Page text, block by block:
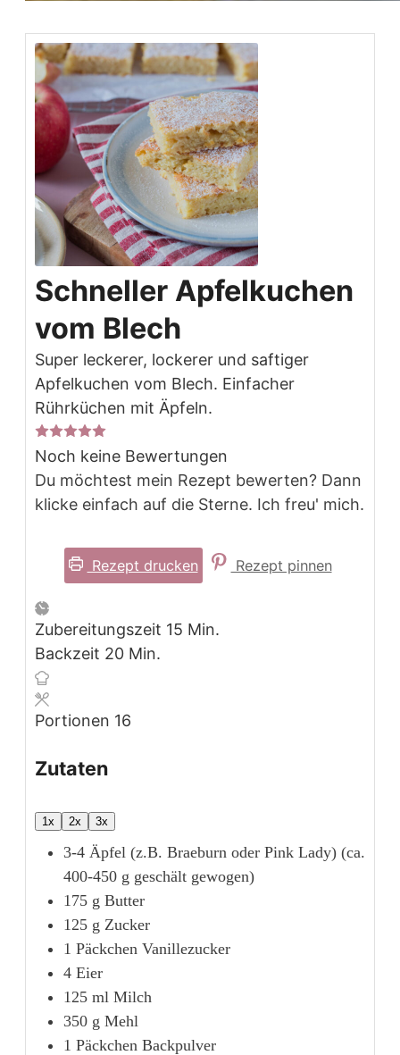
Schneller Apfelkuchen
vom Blech
Super leckerer, lockerer und saftiger
Apfelkuchen vom Blech. Einfacher
Rührküchen mit Äpfeln.
Noch keine Bewertungen
Du möchtest mein Rezept bewerten? Dann
klicke einfach auf die Sterne. Ich freu' mich.
Rezept drucken Rezept pinnen
Zubereitungszeit 15 Minuten
Min.
Backzeit 20Minuten
Min.
Portionen 16
Zutaten
1x 2x 3x
3-4 Äpfel (z.B. Braeburn oder Pink Lady) (ca.
400-450 g geschält gewogen)
175 g Butter
125 g Zucker
1 Päckchen Vanillezucker
4 Eier
125 ml Milch
350 g Mehl
1 Päckchen Backpulver